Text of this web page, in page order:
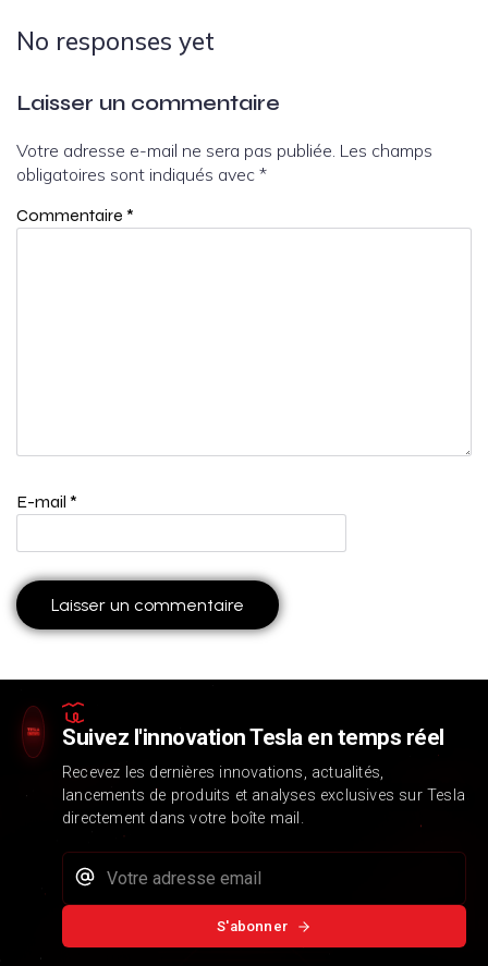
No responses yet
Laisser un commentaire
Votre adresse e-mail ne sera pas publiée. Les champs
obligatoires sont indiqués avec *
Commentaire *
E-mail *
Suivez l'innovation Tesla en temps réel
Recevez les dernières innovations, actualités,
lancements de produits et analyses exclusives sur Tesla
directement dans votre boîte mail.
S'abonner